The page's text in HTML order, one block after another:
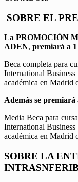
SOBRE EL
La PROMOCIÓN
ADEN, premiará a
Beca completa para
International
académica en Madrid
Además se premiará
Media Beca para
International
académica en Madrid
SOBRE LA